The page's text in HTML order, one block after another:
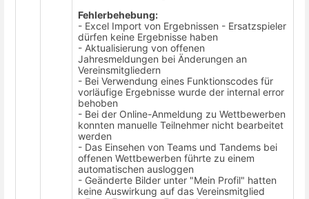
Fehlerbehebung:
- Excel Import von Ergebnissen - Ersatzspieler
dürfen keine Ergebnisse haben
- Aktualisierung von offenen
Jahresmeldungen bei Änderungen an
Vereinsmitgliedern
- Bei Verwendung eines Funktionscodes für
vorläufige Ergebnisse wurde der internal error
behoben
- Bei der Online-Anmeldung zu Wettbewerben
konnten manuelle Teilnehmer nicht bearbeitet
werden
- Das Einsehen von Teams und Tandems bei
offenen Wettbewerben führte zu einem
automatischen ausloggen
- Geänderte Bilder unter "Mein Profil" hatten
keine Auswirkung auf das Vereinsmitglied